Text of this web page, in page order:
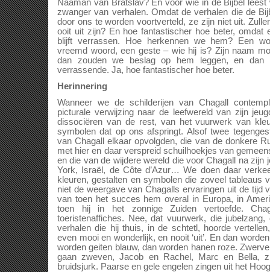
Naaman van Bratslav? En voor wie in de Bijbel
zwanger van verhalen. Omdat de verhalen die de
door ons te worden voortverteld, ze zijn niet uit.
ooit uit zijn? En hoe fantastischer hoe beter, omdat
blijft verrassen. Hoe herkennen we hem? Een
vreemd woord, een geste – wie hij is? Zijn naam
dan zouden we beslag op hem leggen, en dan
verrassende. Ja, hoe fantastischer hoe beter.
Herinnering
Wanneer we de schilderijen van Chagall
picturale verwijzing naar de leefwereld van zijn
dissociëren van de rest, van het vuurwerk van
symbolen dat op ons afspringt. Alsof twee
van Chagall elkaar opvolgden, die van de donkere
met hier en daar verspreid schuilhoekjes van
en die van de wijdere wereld die voor Chagall na zijn
York, Israël, de Côte d’Azur… We doen daar
kleuren, gestalten en symbolen die zoveel tableaus
niet de weergave van Chagalls ervaringen uit de tijd
van toen het succes hem overal in Europa, in
toen hij in het zonnige Zuiden vertoefde.
toeristenaffiches. Nee, dat vuurwerk, die
verhalen die hij thuis, in de schtetl, hoorde
even mooi en wonderlijk, en nooit ‘uit’. En dan
worden geiten blauw, dan worden hanen roze.
gaan zweven, Jacob en Rachel, Marc en Bella,
bruidsjurk. Paarse en gele engelen zingen uit het